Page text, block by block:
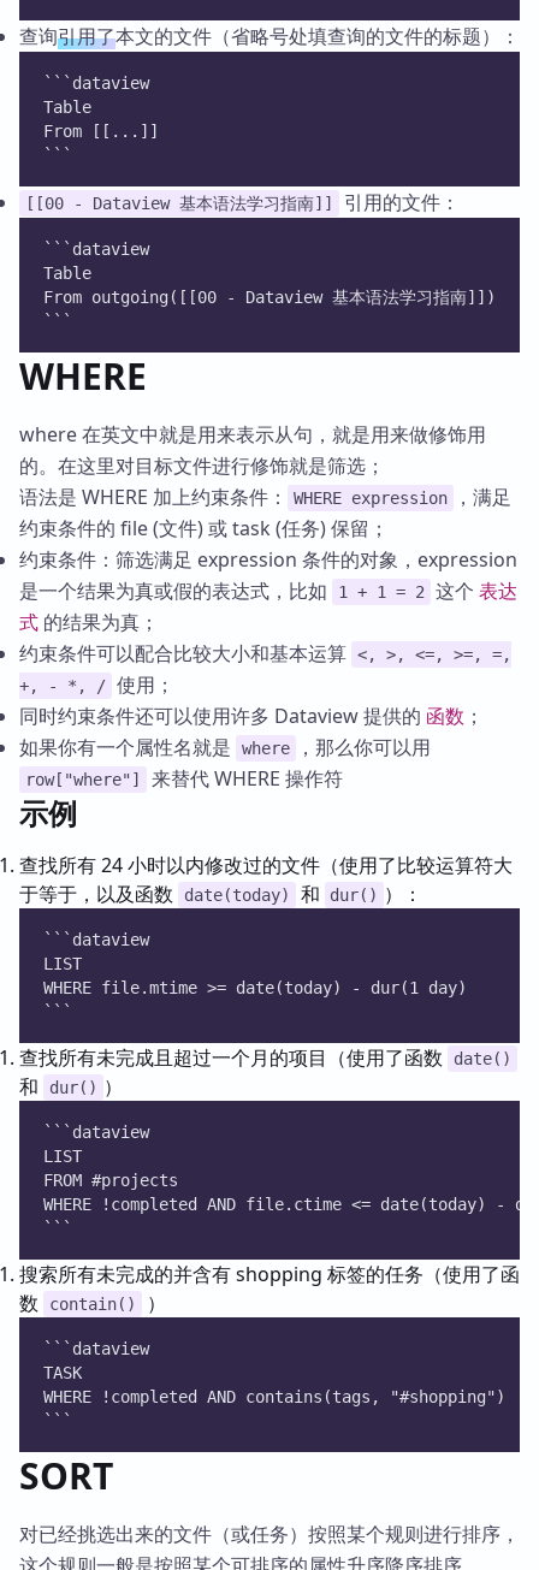
查询引用了本文的文件（省略号处填查询的文件的标题）：
```dataview
Table
From [[...]]
```
[[00 - Dataview 基本语法学习指南]] 引用的文件：
```dataview
Table
From outgoing([[00 - Dataview 基本语法学习指南]])
```
WHERE
where 在英文中就是用来表示从句，就是用来做修饰用
的。在这里对目标文件进行修饰就是筛选；
语法是 WHERE 加上约束条件：
WHERE expression
，满足
约束条件的 file (文件) 或 task (任务) 保留；
约束条件：筛选满足 expression 条件的对象，expression
是一个结果为真或假的表达式，比如
1 + 1 = 2 这个 表达
式 的结果为真；
约束条件可以配合比较大小和基本运算 <, >, <=, >=, =,
+, - *, / 使用；
同时约束条件还可以使用许多 Dataview 提供的 函数 ；
如果你有一个属性名就是
where ，那么你可以用
row["where"] 来替代 WHERE 操作符
示例
查找所有 24 小时以内修改过的文件（使用了比较运算符大
于等于，以及函数
date(today) 和 dur() ）：
```dataview
LIST
WHERE file.mtime >= date(today) - dur(1 day)
```
查找所有未完成且超过一个月的项目（使用了函数 date()
和 dur() ）
```dataview
LIST
FROM #projects
WHERE !completed AND file.ctime <= date(today) -
```
搜索所有未完成的并含有 shopping 标签的任务（使用了函
数
contain() ）
```dataview
TASK
WHERE !completed AND contains(tags, "#shopping")
```
SORT
对已经挑选出来的文件（或任务）按照某个规则进行排序，